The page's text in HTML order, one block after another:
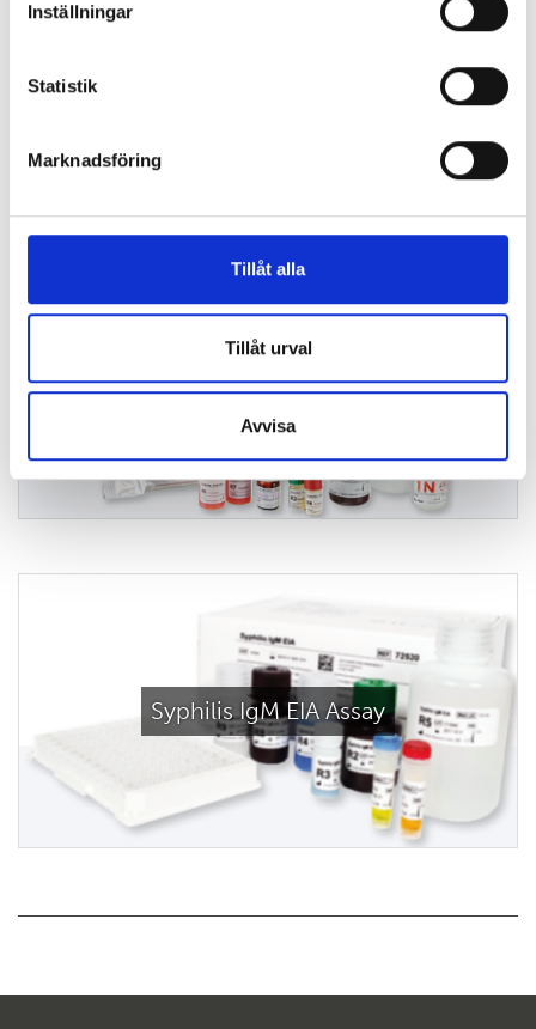
Inställningar
Statistik
Marknadsföring
Tillåt alla
Tillåt urval
Avvisa
Syphilis Total Ab Assay
Syphilis IgM EIA Assay